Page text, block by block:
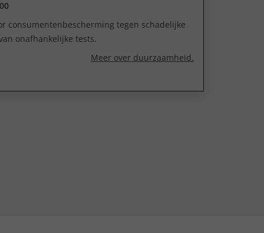
consumentenbescherming tegen schadelijke
onafhankelijke tests.
Meer over duurzaamheid.